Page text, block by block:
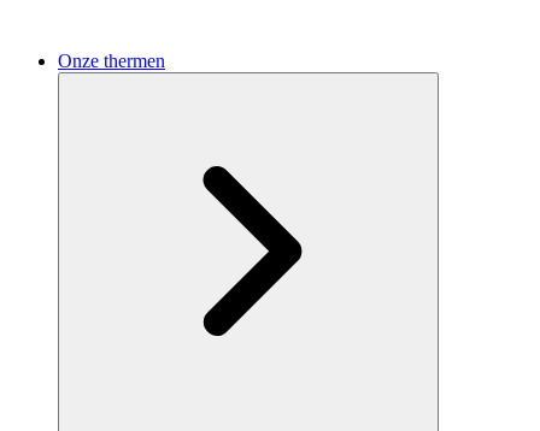
Onze thermen